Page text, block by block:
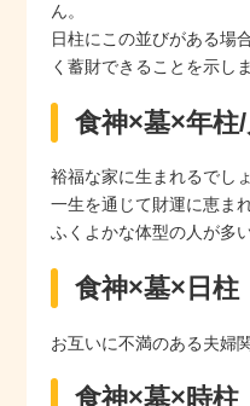
ん。
日柱にこの並びがある場
く蓄財できることを示しま
食神×墓×年柱
裕福な家に生まれるでしょ
一生を通じて財運に恵ま
ふくよかな体型の人が多
食神×墓×日柱
お互いに不満のある夫婦
食神×墓×時柱